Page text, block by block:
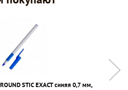
STIC EXACT синяя 0,7 мм,